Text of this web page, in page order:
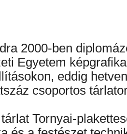
2000-ben
Egyetem
eddig
csoportos
Tornyai-